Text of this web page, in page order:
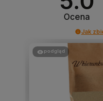
Ocena
Jak
podgląd